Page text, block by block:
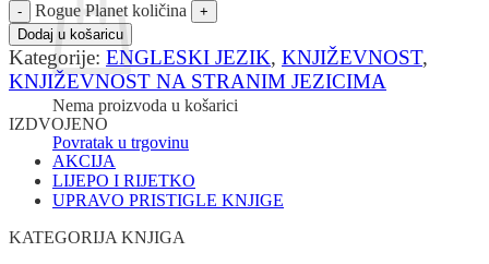
Nema proizvoda u košarici
Povratak u trgovinu
Rogue Planet količina
Dodaj u košaricu
Kategorije: ENGLESKI JEZIK, KNJIŽEVNOST,
KNJIŽEVNOST NA STRANIM JEZICIMA
IZDVOJENO
AKCIJA
LIJEPO I RIJETKO
UPRAVO PRISTIGLE KNJIGE
KATEGORIJA KNJIGA